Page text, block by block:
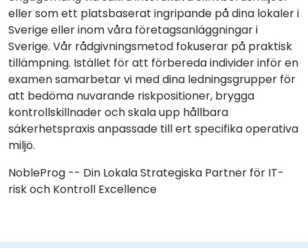
eller som ett platsbaserat ingripande på dina lokaler i
Sverige eller inom våra företagsanläggningar i
Sverige. Vår rådgivningsmetod fokuserar på praktisk
tillämpning. Istället för att förbereda individer inför en
examen samarbetar vi med dina ledningsgrupper för
att bedöma nuvarande riskpositioner, brygga
kontrollskillnader och skala upp hållbara
säkerhetspraxis anpassade till ert specifika operativa
miljö.
NobleProg -- Din Lokala Strategiska Partner för IT-
risk och Kontroll Excellence